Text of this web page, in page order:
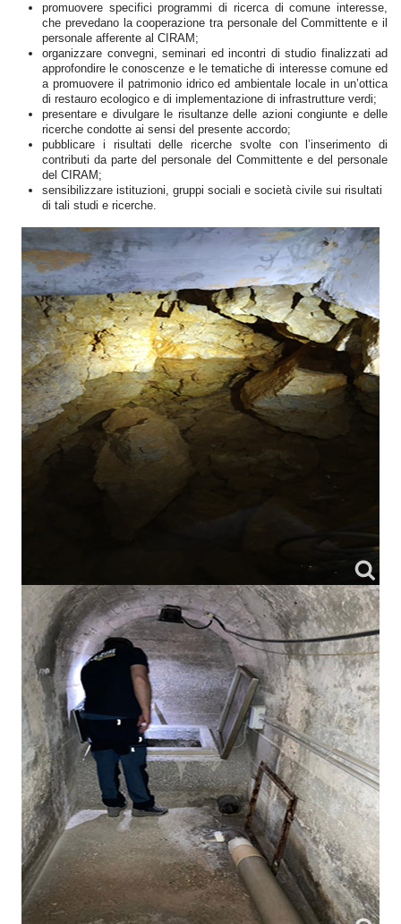
promuovere specifici programmi di ricerca di comune interesse,
che prevedano la cooperazione tra personale del Committente e il
personale afferente al CIRAM;
organizzare convegni, seminari ed incontri di studio finalizzati ad
approfondire le conoscenze e le tematiche di interesse comune ed
a promuovere il patrimonio idrico ed ambientale locale in un’ottica
di restauro ecologico e di implementazione di infrastrutture verdi;
presentare e divulgare le risultanze delle azioni congiunte e delle
ricerche condotte ai sensi del presente accordo;
pubblicare i risultati delle ricerche svolte con l’inserimento di
contributi da parte del personale del Committente e del personale
del CIRAM;
sensibilizzare istituzioni, gruppi sociali e società civile sui risultati
di tali studi e ricerche.